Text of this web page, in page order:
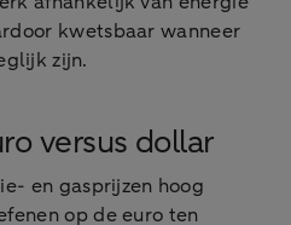
kwetsbaar wanneer
zijn.
versus dollar
en gasprijzen hoog
op de euro ten